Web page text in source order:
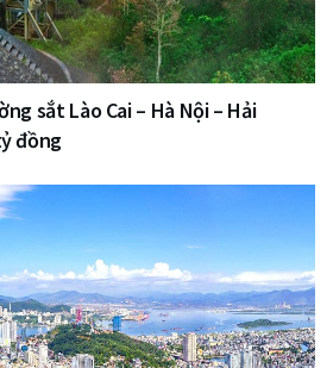
sắt Lào Cai – Hà Nội – Hải
đồng